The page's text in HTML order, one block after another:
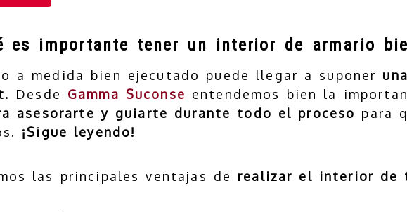
es importante tener un interior de armario
a medida bien ejecutado puede llegar a suponer
Desde Gamma Suconse entendemos bien la
asesorarte y guiarte durante todo el proceso para
¡Sigue leyendo!
las principales ventajas de realizar el interior de